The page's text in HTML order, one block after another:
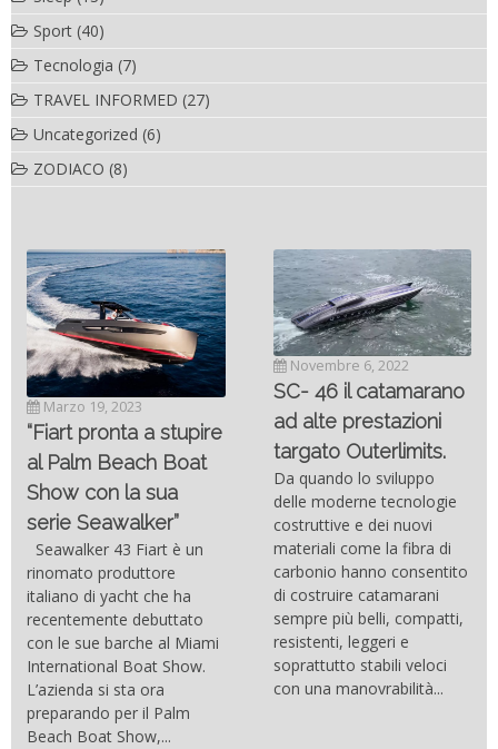
Sport (40)
Tecnologia (7)
TRAVEL INFORMED (27)
Uncategorized (6)
ZODIACO (8)
Marzo 19, 2023
“Fiart pronta a stupire
al Palm Beach Boat
Show con la sua
serie Seawalker”
Seawalker 43 Fiart è un
rinomato produttore
italiano di yacht che ha
recentemente debuttato
con le sue barche al Miami
International Boat Show.
L’azienda si sta ora
preparando per il Palm
Beach Boat Show,...
Novembre 6, 2022
SC- 46 il catamarano
ad alte prestazioni
targato Outerlimits.
Da quando lo sviluppo
delle moderne tecnologie
costruttive e dei nuovi
materiali come la fibra di
carbonio hanno consentito
di costruire catamarani
sempre più belli, compatti,
resistenti, leggeri e
soprattutto stabili veloci
con una manovrabilità...